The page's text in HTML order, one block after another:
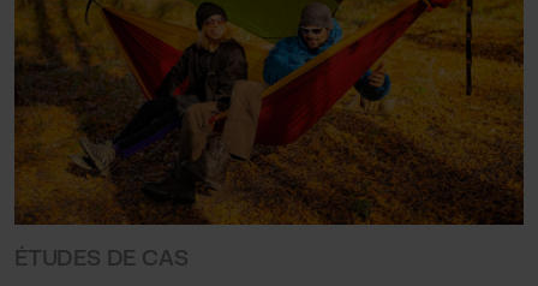
ÉTUDES DE CAS